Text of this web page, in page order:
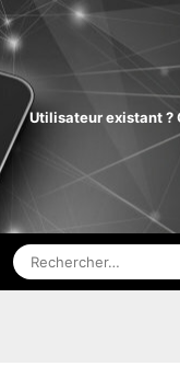
Utilisateur existant